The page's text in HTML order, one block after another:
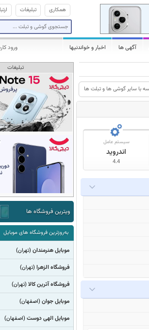
تبلیغات همکاری
آگهی ها اخبار و خواندنیها ورود
با سایر گوشی ها و تبلت ها
سیستم عامل
اندروید
4.4
تبلیغات
ویترین فروشگاه ها
به‌روزترین فروشگاه های موبایل
موبایل هنرمندان (تهران)
فروشگاه الزهرا (تهران)
فروشگاه آترین کالا (تهران)
موبایل جوان (اصفهان)
موبایل الهی دوست (اصفهان)